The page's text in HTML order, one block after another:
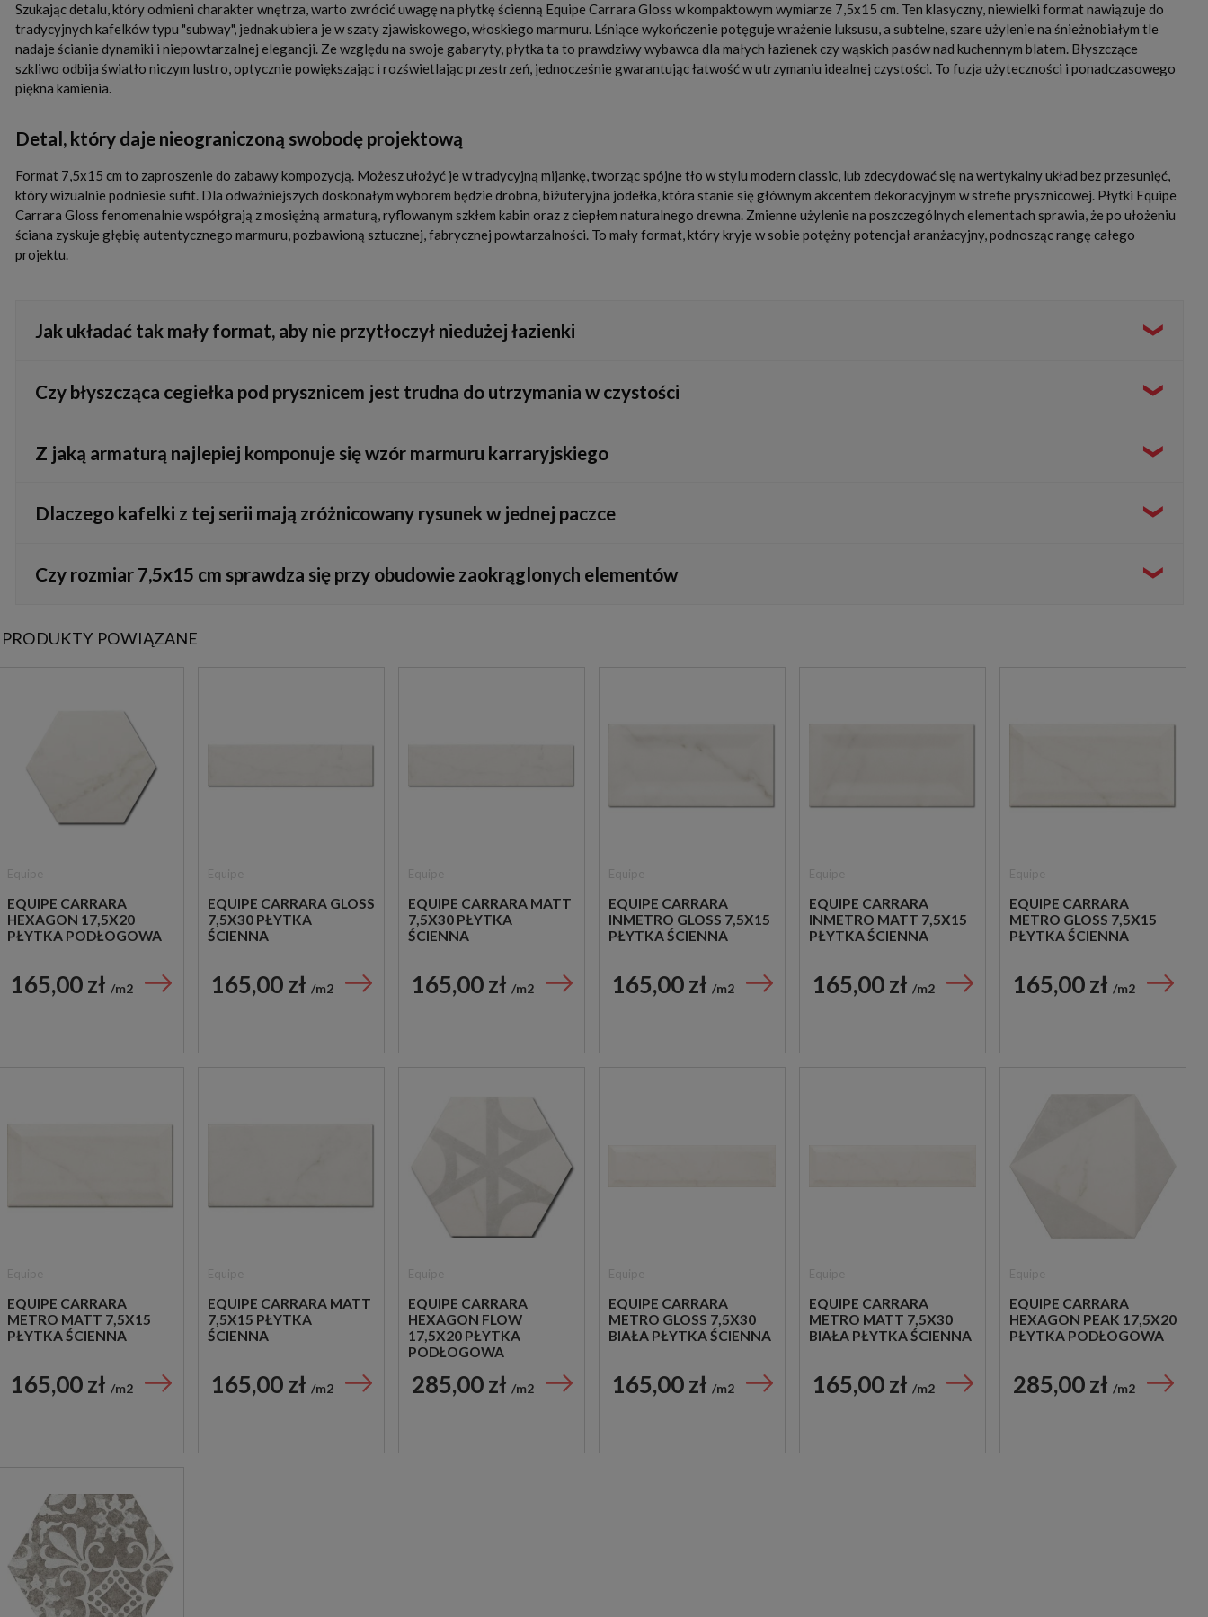
Szukając detalu, który odmieni charakter wnętrza, warto zwrócić uwagę na płytkę ścienną Equipe Carrara Gloss w kompaktowym wymiarze 7,5x15 cm. Ten klasyczny, niewielki format nawiązuje do
tradycyjnych kafelków typu "subway", jednak ubiera je w szaty zjawiskowego, włoskiego marmuru. Lśniące wykończenie potęguje wrażenie luksusu, a subtelne, szare użylenie na śnieżnobiałym tle
nadaje ścianie dynamiki i niepowtarzalnej elegancji. Ze względu na swoje gabaryty, płytka ta to prawdziwy wybawca dla małych łazienek czy wąskich pasów nad kuchennym blatem. Błyszczące
szkliwo odbija światło niczym lustro, optycznie powiększając i rozświetlając przestrzeń, jednocześnie gwarantując łatwość w utrzymaniu idealnej czystości. To fuzja użyteczności i ponadczasowego
piękna kamienia.
Detal, który daje nieograniczoną swobodę projektową
Format 7,5x15 cm to zaproszenie do zabawy kompozycją. Możesz ułożyć je w tradycyjną mijankę, tworząc spójne tło w stylu modern classic, lub zdecydować się na wertykalny układ bez przesunięć,
który wizualnie podniesie sufit. Dla odważniejszych doskonałym wyborem będzie drobna, biżuteryjna jodełka, która stanie się głównym akcentem dekoracyjnym w strefie prysznicowej. Płytki Equipe
Carrara Gloss fenomenalnie współgrają z mosiężną armaturą, ryflowanym szkłem kabin oraz z ciepłem naturalnego drewna. Zmienne użylenie na poszczególnych elementach sprawia, że po ułożeniu
ściana zyskuje głębię autentycznego marmuru, pozbawioną sztucznej, fabrycznej powtarzalności. To mały format, który kryje w sobie potężny potencjał aranżacyjny, podnosząc rangę całego
projektu.
Jak układać tak mały format, aby nie przytłoczył niedużej łazienki
zastosować jasną fugę, np. jasnoszarą, dopasowaną do użylenia. Błyszczące wykończenie zrekompensuje gęstą siatkę spoin, wizualnie powiększając przestrzeń dzięki odbijaniu światła.
Czy błyszcząca cegiełka pod prysznicem jest trudna do utrzymania w czystości
wyłącznie na powierzchni. Aby zachować ich blask, wystarczy po kąpieli przetrzeć ścianę gumową ściągaczką lub miękką ściereczką z łagodnym detergentem.
Z jaką armaturą najlepiej komponuje się wzór marmuru karraryjskiego
stanowczy charakter, świetnym wyborem będzie armatura w kolorze matowej czerni lub szczotkowanego niklu, która pięknie przełamie elegancję kamienia.
Dlaczego kafelki z tej serii mają zróżnicowany rysunek w jednej paczce
uzyskać na ścianie autentyczny efekt prawdziwego marmuru, glazurnik powinien otworzyć kilka paczek i mieszać z nich płytki podczas klejenia.
Czy rozmiar 7,5x15 cm sprawdza się przy obudowie zaokrąglonych elementów
zaokrąglonych powierzchni, np. obudowy półokrągłej wanny czy filarów, z czym duże slaby wielkoformatowe by sobie nie poradziły.
PRODUKTY POWIĄZANE
EQUIPE CARRARA
HEXAGON 17,5X20
PŁYTKA PODŁOGOWA
165,00 zł m2
EQUIPE CARRARA GLOSS
7,5X30 PŁYTKA
ŚCIENNA
165,00 zł m2
EQUIPE CARRARA MATT
7,5X30 PŁYTKA
ŚCIENNA
165,00 zł m2
EQUIPE CARRARA
INMETRO GLOSS 7,5X15
PŁYTKA ŚCIENNA
165,00 zł m2
EQUIPE CARRARA
INMETRO MATT 7,5X15
PŁYTKA ŚCIENNA
165,00 zł m2
EQUIPE CARRARA
METRO GLOSS 7,5X15
PŁYTKA ŚCIENNA
165,00 zł m2
EQUIPE CARRARA
METRO MATT 7,5X15
PŁYTKA ŚCIENNA
165,00 zł m2
EQUIPE CARRARA MATT
7,5X15 PŁYTKA
ŚCIENNA
165,00 zł m2
EQUIPE CARRARA
HEXAGON FLOW
17,5X20 PŁYTKA
PODŁOGOWA
285,00 zł m2
EQUIPE CARRARA
METRO GLOSS 7,5X30
BIAŁA PŁYTKA ŚCIENNA
165,00 zł m2
EQUIPE CARRARA
METRO MATT 7,5X30
BIAŁA PŁYTKA ŚCIENNA
165,00 zł m2
EQUIPE CARRARA
HEXAGON PEAK 17,5X20
PŁYTKA PODŁOGOWA
285,00 zł m2